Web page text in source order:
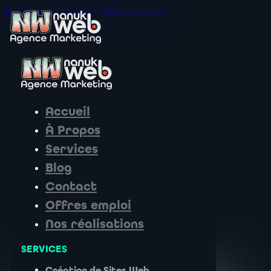
Skip to main content Skip to footer
Accueil
À Propos
Services
Blog
Contact
Offres emploi
Nos réalisations
SERVICES